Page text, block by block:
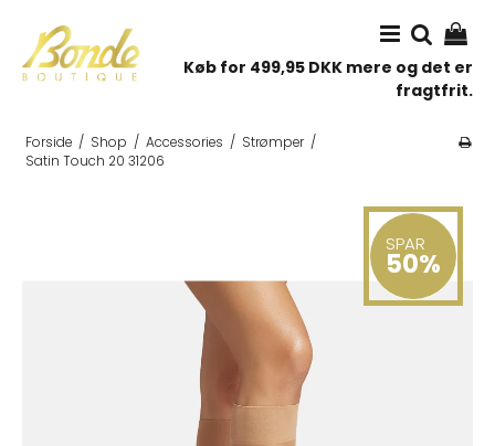
Køb for 499,95 DKK mere og det er
fragtfrit.
Forside / Shop / Accessories / Strømper /
Satin Touch 20 31206
SPAR
50%